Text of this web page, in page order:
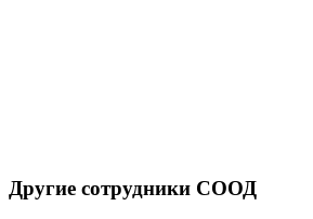
Другие сотрудники СООД